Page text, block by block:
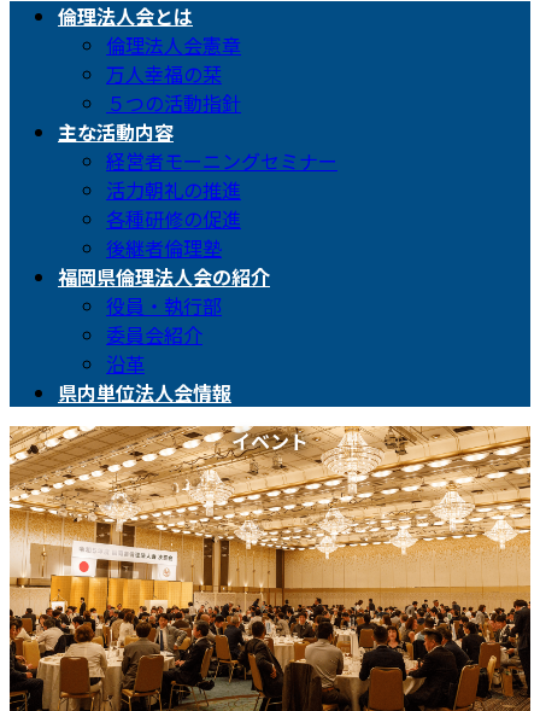
倫理法人会とは
倫理法人会憲章
万人幸福の栞
５つの活動指針
主な活動内容
経営者モーニングセミナー
活力朝礼の推進
各種研修の促進
後継者倫理塾
福岡県倫理法人会の紹介
役員・執行部
委員会紹介
沿革
県内単位法人会情報
イベント